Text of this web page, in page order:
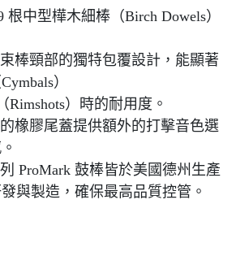
根中型樺木細棒（Birch Dowels）
棒頸部的獨特包覆設計，能顯著
）
Rimshots）時的耐用度。
橡膠尾蓋提供額外的打擊音色選
ProMark 鼓棒皆於美國德州生產
與製造，確保最高品質控管。